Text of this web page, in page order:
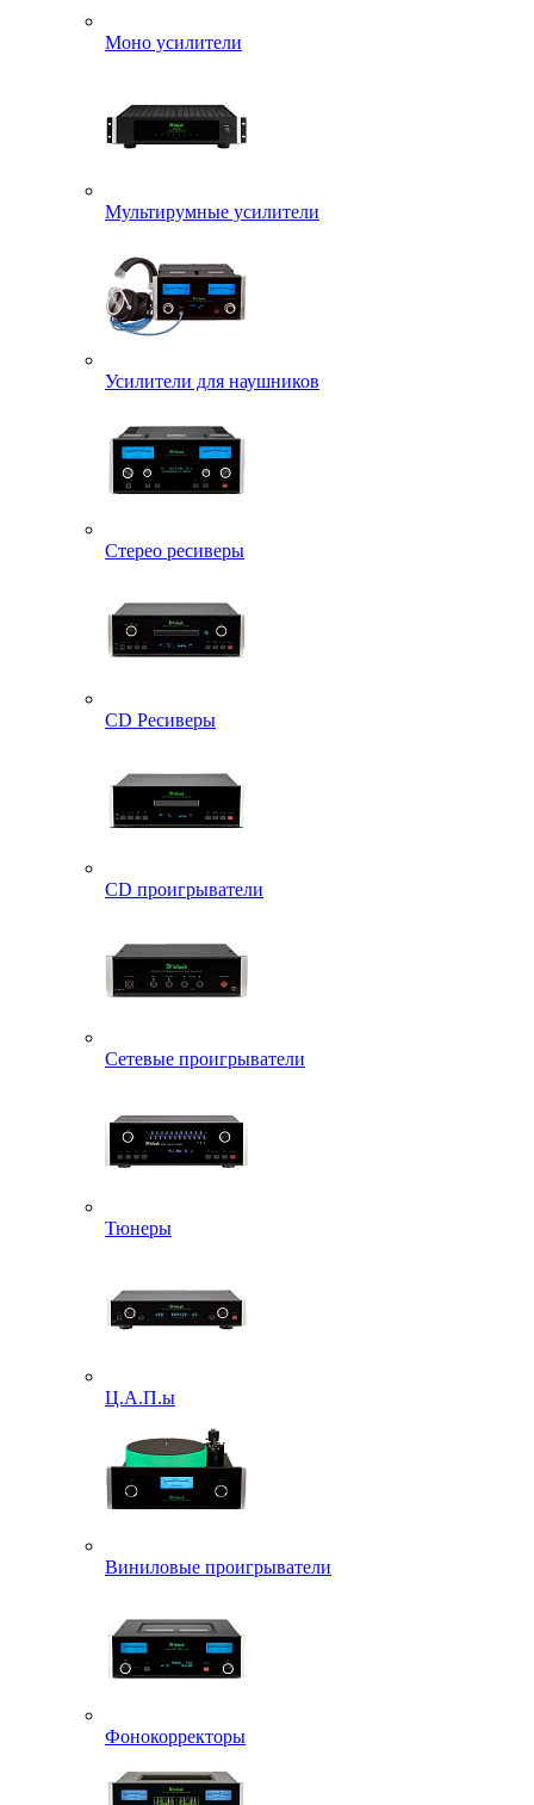
Моно усилители
Мультирумные усилители
Усилители для наушников
Стерео ресиверы
CD Ресиверы
CD проигрыватели
Сетевые проигрыватели
Тюнеры
Ц.А.П.ы
Виниловые проигрыватели
Фонокорректоры